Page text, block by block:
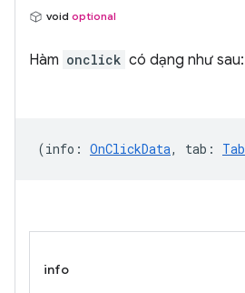
void optional
Hàm onclick có dạng như sau:
(info : OnClickData, tab : Tab
info